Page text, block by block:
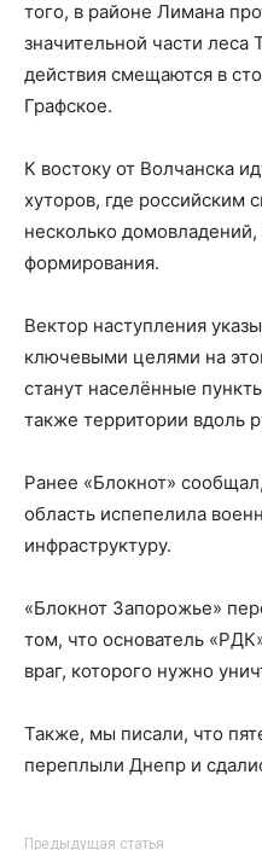
того, в районе Лимана
значительной части леса
действия смещаются в
Графское.
К востоку от Волчанска
хуторов, где российским
несколько домовладений,
формирования.
Вектор наступления
ключевыми целями на
станут населённые
также территории вдоль
Ранее «Блокнот»
область испепелила
инфраструктуру.
«Блокнот Запорожье»
том, что основатель
враг, которого нужно
Также, мы писали, что
переплыли Днепр и
Предыдущая статья